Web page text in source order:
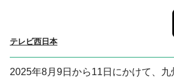
テレビ西日本
2025年8月9日から11日にかけて、